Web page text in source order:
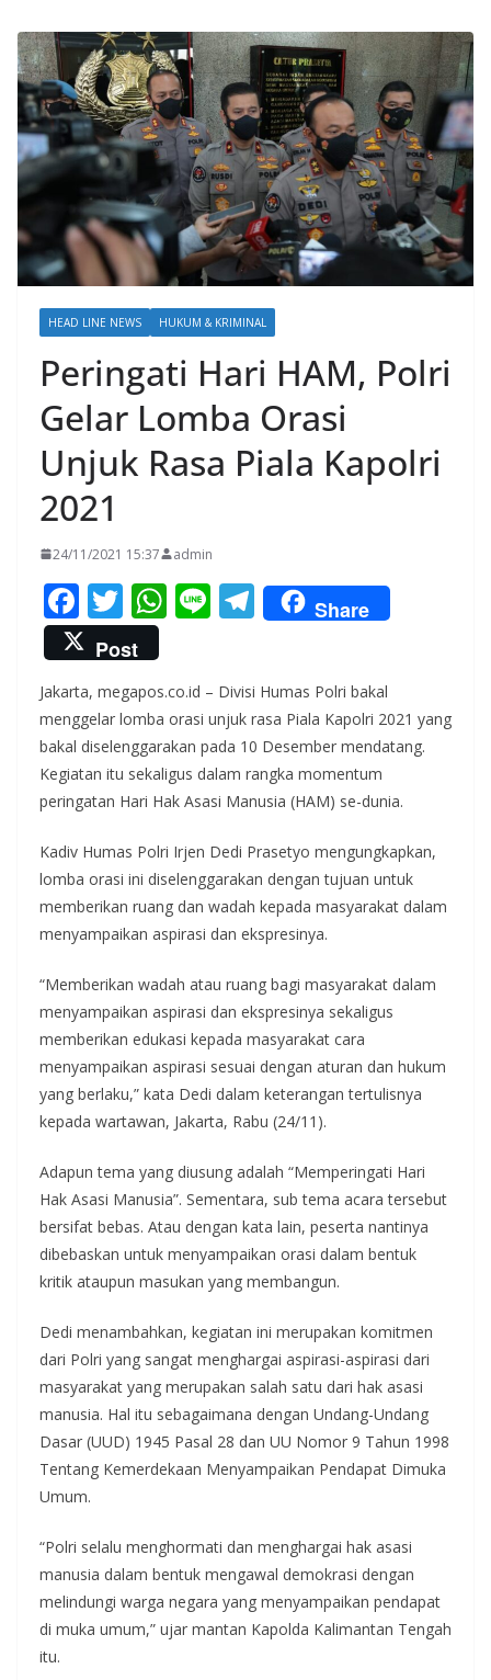
HEAD LINE NEWS HUKUM & KRIMINAL
Peringati Hari HAM, Polri
Gelar Lomba Orasi
Unjuk Rasa Piala Kapolri
2021
24/11/2021 15:37 admin
F
ac
e
b
o
o
k
T
w
itt
er
W
s
A
p
p
Li T
el
gr
a
m
Share
Post
Jakarta, megapos.co.id – Divisi Humas Polri bakal
menggelar lomba orasi unjuk rasa Piala Kapolri 2021 yang
bakal diselenggarakan pada 10 Desember mendatang.
Kegiatan itu sekaligus dalam rangka momentum
peringatan Hari Hak Asasi Manusia (HAM) se-dunia.
Kadiv Humas Polri Irjen Dedi Prasetyo mengungkapkan,
lomba orasi ini diselenggarakan dengan tujuan untuk
memberikan ruang dan wadah kepada masyarakat dalam
menyampaikan aspirasi dan ekspresinya.
“Memberikan wadah atau ruang bagi masyarakat dalam
menyampaikan aspirasi dan ekspresinya sekaligus
memberikan edukasi kepada masyarakat cara
menyampaikan aspirasi sesuai dengan aturan dan hukum
yang berlaku,” kata Dedi dalam keterangan tertulisnya
kepada wartawan, Jakarta, Rabu (24/11).
Adapun tema yang diusung adalah “Memperingati Hari
Hak Asasi Manusia”. Sementara, sub tema acara tersebut
bersifat bebas. Atau dengan kata lain, peserta nantinya
dibebaskan untuk menyampaikan orasi dalam bentuk
kritik ataupun masukan yang membangun.
Dedi menambahkan, kegiatan ini merupakan komitmen
dari Polri yang sangat menghargai aspirasi-aspirasi dari
masyarakat yang merupakan salah satu dari hak asasi
manusia. Hal itu sebagaimana dengan Undang-Undang
Dasar (UUD) 1945 Pasal 28 dan UU Nomor 9 Tahun 1998
Tentang Kemerdekaan Menyampaikan Pendapat Dimuka
Umum.
“Polri selalu menghormati dan menghargai hak asasi
manusia dalam bentuk mengawal demokrasi dengan
melindungi warga negara yang menyampaikan pendapat
di muka umum,” ujar mantan Kapolda Kalimantan Tengah
itu.